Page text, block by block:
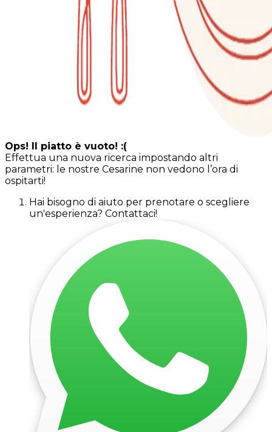
Ops! Il piatto è vuoto! :(
Effettua una nuova ricerca impostando altri
parametri: le nostre Cesarine non vedono l’ora di
ospitarti!
Hai bisogno di aiuto per prenotare o scegliere
un'esperienza? Contattaci!